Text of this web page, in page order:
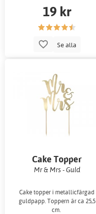
19 kr
Se alla
Cake Topper
Mr & Mrs - Guld
Cake topper i metallicfärgad
guldpapp. Toppern är ca 25,5
cm.